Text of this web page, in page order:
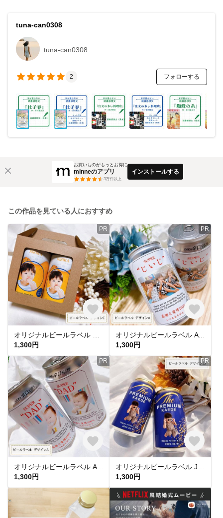
tuna-can0308
tuna-can0308
2 フォローする
お買いものがもっとお得に
minneのアプリ
3万件以上
インストールする
この作品を見ている人におすすめ
PR
1,300円
PR
オリジナルビールラベル A 父の日 敬老の日 プレゼントにも ギフトボックス付き
1,300円
PR
オリジナルビールラベル A 父の日 敬老の日 プレゼントにも ギフトボックス付き
1,300円
PR
1,300円